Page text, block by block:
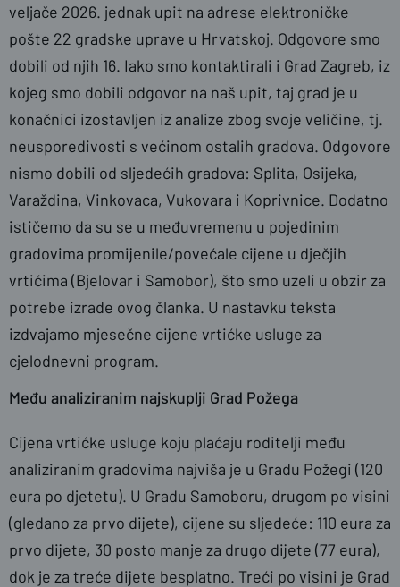
veljače 2026. jednak upit na adrese elektroničke
pošte 22 gradske uprave u Hrvatskoj. Odgovore smo
dobili od njih 16. Iako smo kontaktirali i Grad Zagreb, iz
kojeg smo dobili odgovor na naš upit, taj grad je u
konačnici izostavljen iz analize zbog svoje veličine, tj.
neusporedivosti s većinom ostalih gradova. Odgovore
nismo dobili od sljedećih gradova: Splita, Osijeka,
Varaždina, Vinkovaca, Vukovara i Koprivnice. Dodatno
ističemo da su se u međuvremenu u pojedinim
gradovima promijenile/povećale cijene u dječjih
vrtićima (Bjelovar i Samobor), što smo uzeli u obzir za
potrebe izrade ovog članka. U nastavku teksta
izdvajamo mjesečne cijene vrtićke usluge za
cjelodnevni program.
Među analiziranim najskuplji Grad Požega
Cijena vrtićke usluge koju plaćaju roditelji među
analiziranim gradovima najviša je u Gradu Požegi (120
eura po djetetu). U Gradu Samoboru, drugom po visini
(gledano za prvo dijete), cijene su sljedeće: 110 eura za
prvo dijete, 30 posto manje za drugo dijete (77 eura),
dok je za treće dijete besplatno. Treći po visini je Grad